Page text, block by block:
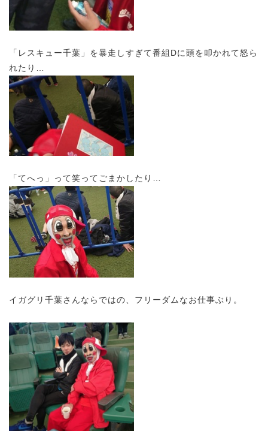
「レスキュー千葉」を暴走しすぎて番組Dに頭を叩かれて怒ら
れたり…
「てへっ」って笑ってごまかしたり…
イガグリ千葉さんならではの、フリーダムなお仕事ぶり。